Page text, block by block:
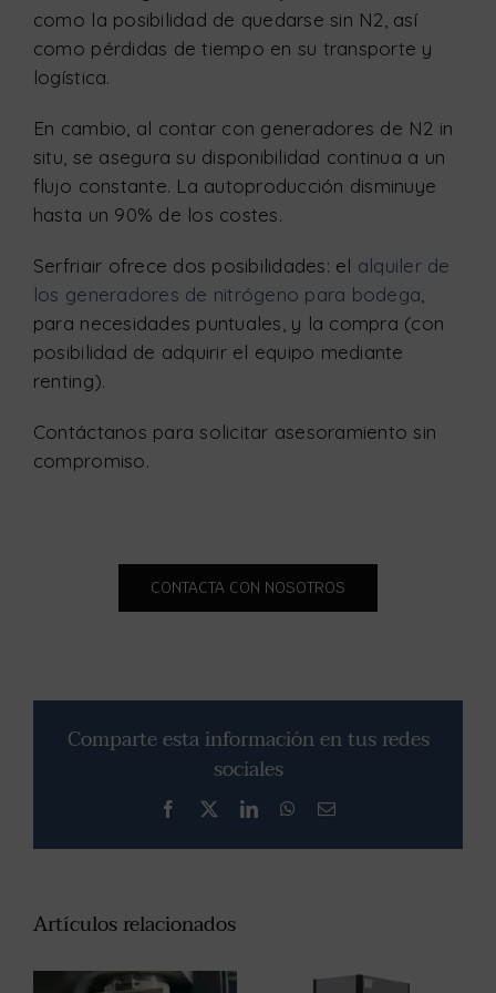
como la posibilidad de quedarse sin N2, así
como pérdidas de tiempo en su transporte y
logística.
En cambio, al contar con generadores de N2 in
situ, se asegura su disponibilidad continua a un
flujo constante. La autoproducción disminuye
hasta un 90% de los costes.
Serfriair ofrece dos posibilidades: el alquiler de
los generadores de nitrógeno para bodega
para necesidades puntuales, y la compra (con
posibilidad de adquirir el equipo mediante
renting).
Contáctanos para solicitar asesoramiento sin
compromiso.
CONTACTA CON NOSOTROS
Comparte esta información en tus redes
sociales
Facebook
X LinkedInWhatsApp
Correo
Artículos relacionados